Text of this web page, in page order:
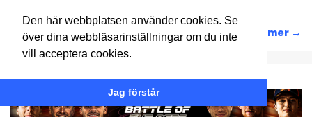
Den här webbplatsen använder cookies. Se
över dina webbläsarinställningar om du inte
vill acceptera cookies.
Jag förstår
Läs mer →